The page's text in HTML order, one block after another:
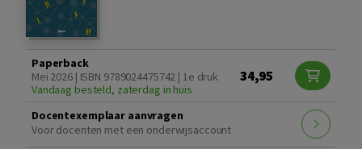
Paperback
Mei 2026 | ISBN 9789024475742 | 1e druk
Vandaag besteld, zaterdag in huis
34,95
Docentexemplaar aanvragen
Voor docenten met een onderwijsaccount